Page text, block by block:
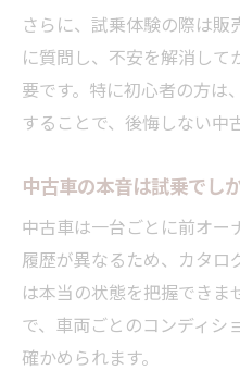
極め
運転しながら見抜く
中古車試乗体験
認
運転時に感じる
試乗中にチェッ
操作性
さらに、試乗体験の際は
に質問し、不安を解消し
要です。特に初心者の方は
することで、後悔しない中
中古車の本音は試乗でし
中古車は一台ごとに前オー
履歴が異なるため、カタロ
は本当の状態を把握できま
で、車両ごとのコンディシ
確かめられます。